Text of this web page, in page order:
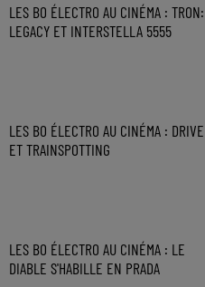
LES BO ÉLECTRO AU CINÉMA : TRON:
LEGACY ET INTERSTELLA 5555
LES BO ÉLECTRO AU CINÉMA : DRIVE
ET TRAINSPOTTING
LES BO ÉLECTRO AU CINÉMA : LE
DIABLE S'HABILLE EN PRADA